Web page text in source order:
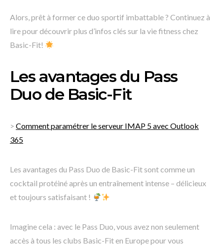
Alors, prêt à former ce duo sportif imbattable ? Continuez à
lire pour découvrir plus d’infos clés sur la vie fitness chez
Basic-Fit!
Les avantages du Pass
Duo de Basic-Fit
> Comment paramétrer le serveur IMAP 5 avec Outlook
365
Les avantages du Pass Duo de Basic-Fit sont comme un
cocktail protéiné après un entraînement intense – délicieux
et toujours satisfaisant !
Imagine cela : avec le Pass Duo, vous avez non seulement
accès à tous les clubs Basic-Fit en Europe pour vous